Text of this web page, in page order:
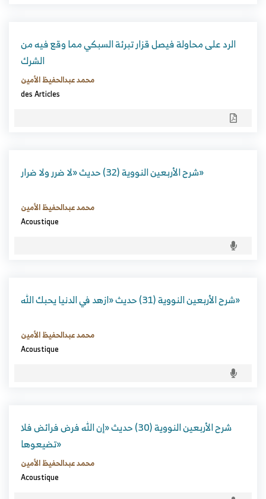
الرد على محاولة فيصل قزار تبرئة السبكي مما وقع فيه من
الشرك
محمد عبدالحفيظ الأمين
des Articles
شرح الأربعين النووية (32) حديث «لا ضرر ولا ضرار»
محمد عبدالحفيظ الأمين
Acoustique
شرح الأربعين النووية (31) حديث «ازهد في الدنيا يحبك الله»
محمد عبدالحفيظ الأمين
Acoustique
شرح الأربعين النووية (30) حديث «إن الله فرض فرائض فلا
تضيعوها»
محمد عبدالحفيظ الأمين
Acoustique